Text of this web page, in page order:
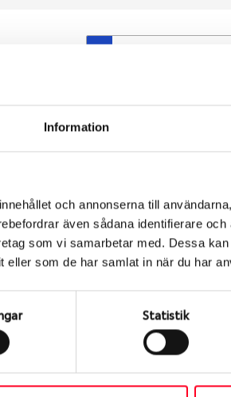
Information
och annonserna till
även sådana identifierare och
som vi samarbetar med. Dessa
eller som de har samlat in när du har
Statistik
din
har
lopp
till någon av våra
eller service. När vi byter